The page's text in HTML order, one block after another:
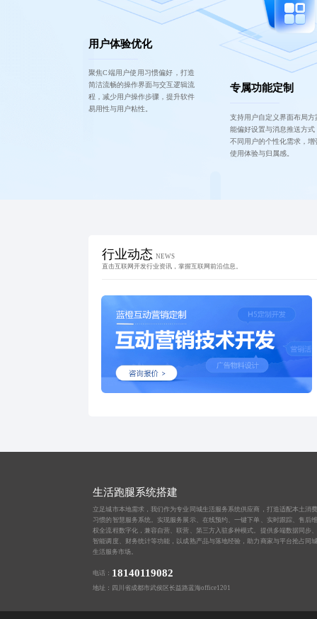
用户体验优化
聚焦C端用户使用习惯偏好，打造
简洁流畅的操作界面与交互逻辑流
程，减少用户操作步骤，提升软件
易用性与用户粘性。
专属功能定制
支持用户自定义界面布局方
能偏好设置与消息推送方式
不同用户的个性化需求，增
使用体验与归属感。
行业动态 NEWS
直击互联网开发行业资讯，掌握互联网前沿信息。
生活跑腿系统搭建
立足城市本地需求，我们作为专业同城生活服务系统供应商，打造适配本土消
习惯的智慧服务系统。实现服务展示、在线预约、一键下单、实时跟踪、售后
权全流程数字化，兼容自营、联营、第三方入驻多种模式。提供多端数据同步
智能调度、财务统计等功能，以成熟产品与落地经验，助力商家与平台抢占同
生活服务市场。
电话： 18140119082
地址：四川省成都市武侯区长益路蓝海office1201